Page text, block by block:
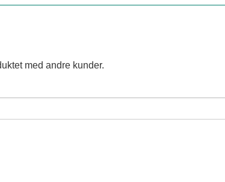
med andre kunder.